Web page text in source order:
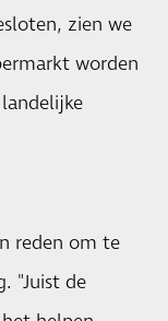
zien we
worden
reden om te
"Juist de